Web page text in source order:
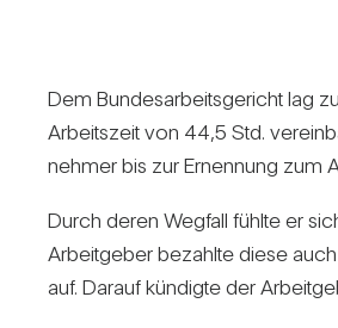
Dem Bun­des­ar­beits­ge­richt lag
Arbeits­zeit von 44,5 Std.
nehmer bis zur Ernen­nung zum
Durch deren Weg­fall fühlte er
Arbeit­geber bezahlte diese
auf. Darauf kün­digte der